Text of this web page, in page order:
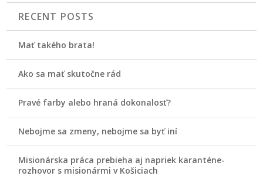
RECENT POSTS
Mať takého brata!
Ako sa mať skutočne rád
Pravé farby alebo hraná dokonalosť?
Nebojme sa zmeny, nebojme sa byť iní
Misionárska práca prebieha aj napriek karanténe-
rozhovor s misionármi v Košiciach